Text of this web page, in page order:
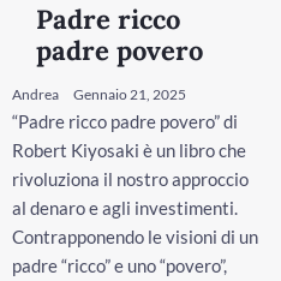
Padre ricco
padre povero
Andrea Gennaio 21, 2025
“Padre ricco padre povero” di
Robert Kiyosaki è un libro che
rivoluziona il nostro approccio
al denaro e agli investimenti.
Contrapponendo le visioni di un
padre “ricco” e uno “povero”,